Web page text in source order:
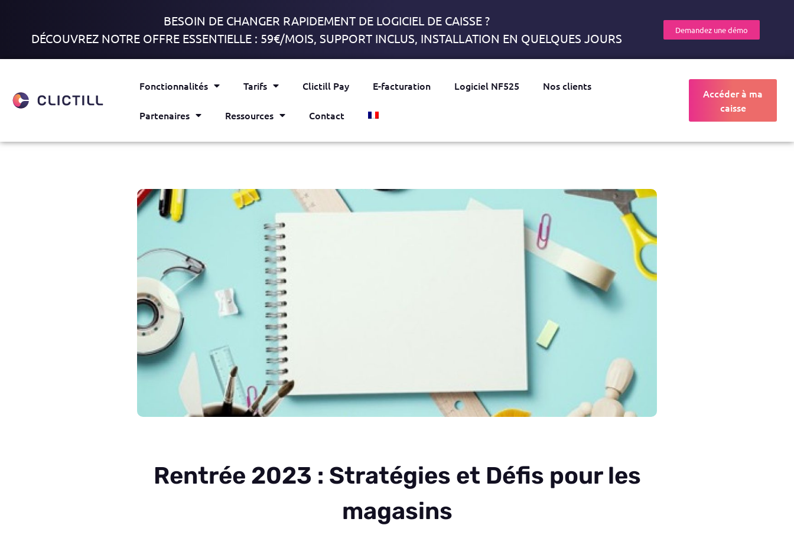
BESOIN DE CHANGER RAPIDEMENT DE LOGICIEL DE CAISSE ?
DÉCOUVREZ NOTRE OFFRE ESSENTIELLE : 59€/MOIS, SUPPORT INCLUS, INSTALLATION EN QUELQUES JOURS
Demandez une démo
Fonctionnalités Tarifs Clictill Pay E-facturation Logiciel NF525 Nos clients
Partenaires Ressources Contact
Accéder à ma
caisse
Rentrée 2023 : Stratégies et Défis pour les
magasins